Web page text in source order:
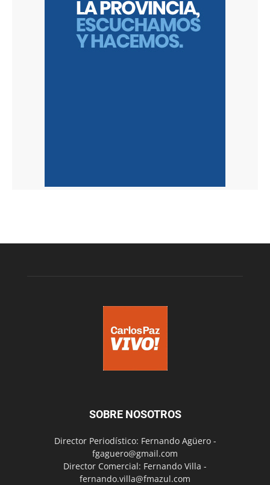
SOBRE NOSOTROS
Director Periodístico: Fernando Agüero -
fgaguero@gmail.com
Director Comercial: Fernando Villa -
fernando.villa@fmazul.com